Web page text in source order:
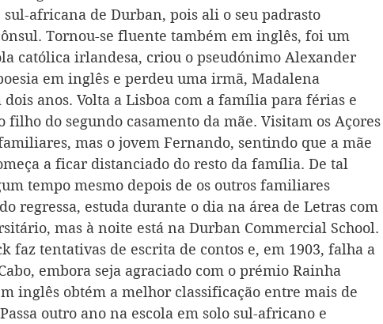
africana de Durban, pois ali o seu padrasto
Tornou-se fluente também em inglês, foi um
católica irlandesa, criou o pseudónimo Alexander
em inglês e perdeu uma irmã, Madalena
anos. Volta a Lisboa com a família para férias e
filho do segundo casamento da mãe. Visitam os Açores
mas o jovem Fernando, sentindo que a mãe
a ficar distanciado do resto da família. De tal
tempo mesmo depois de os outros familiares
regressa, estuda durante o dia na área de Letras com
mas à noite está na Durban Commercial School.
faz tentativas de escrita de contos e, em 1903, falha a
embora seja agraciado com o prémio Rainha
inglês obtém a melhor classificação entre mais de
outro ano na escola em solo sul-africano e